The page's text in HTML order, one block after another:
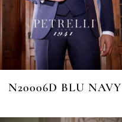
N20006D BLU NAVY